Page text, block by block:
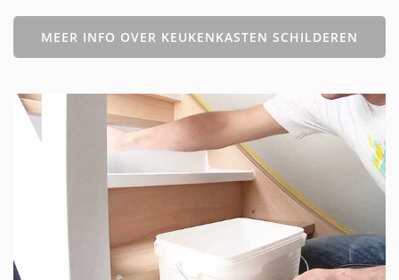
MEER INFO OVER KEUKENKASTEN SCHILDEREN